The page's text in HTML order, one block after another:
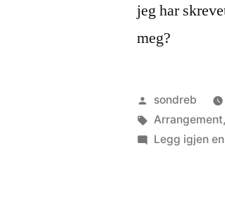
jeg har
meg?
Publisert
av
sondreb
Stikkord:
Arrangement,
Legg igjen